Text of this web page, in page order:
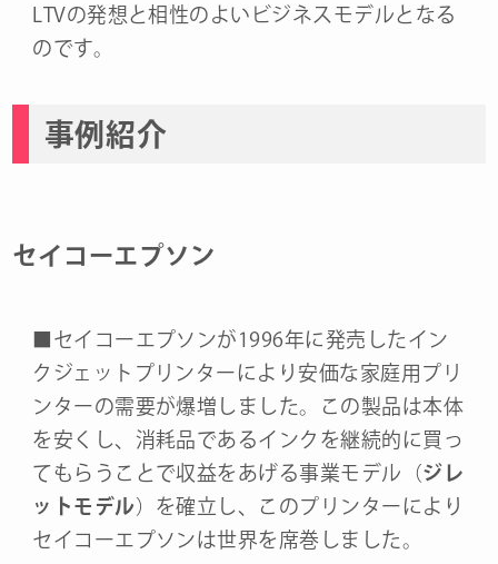
LTVの発想と相性のよいビジネスモデルとなる
のです。
事例紹介
セイコーエプソン
■セイコーエプソンが1996年に発売したイン
クジェットプリンターにより安価な家庭用プリ
ンターの需要が爆増しました。この製品は本体
を安くし、消耗品であるインクを継続的に買っ
てもらうことで収益をあげる事業モデル（ジレ
ットモデル）を確立し、このプリンターにより
セイコーエプソンは世界を席巻しました。